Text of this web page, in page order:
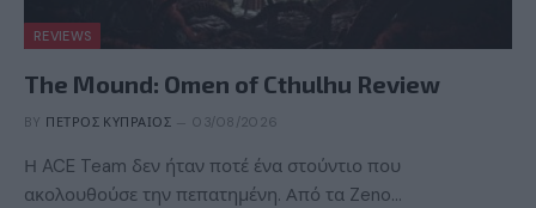
REVIEWS
The Mound: Omen of Cthulhu Review
BY ΠΈΤΡΟΣ ΚΥΠΡΑΊΟΣ 03/08/2026
Η ACE Team δεν ήταν ποτέ ένα στούντιο που
ακολουθούσε την πεπατημένη. Από τα Zeno…